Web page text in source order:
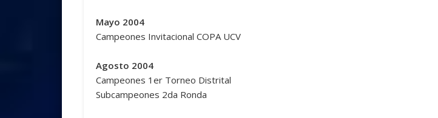
Mayo 2004
Campeones Invitacional COPA UCV
Agosto 2004
Campeones 1er Torneo Distrital
Subcampeones 2da Ronda